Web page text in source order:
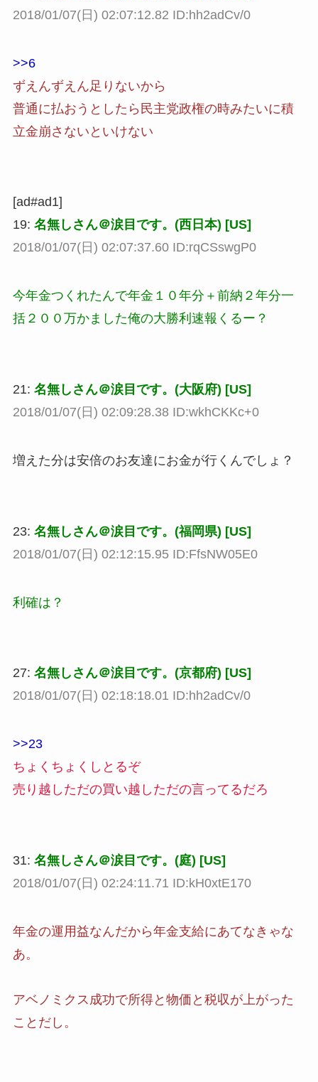
2018/01/07(日) 02:07:12.82 ID:hh2adCv/0
>>6
ずえんずえん足りないから
普通に払おうとしたら民主党政権の時みたいに積
立金崩さないといけない
[ad#ad1]
19: 名無しさん＠涙目です。(西日本) [US]
2018/01/07(日) 02:07:37.60 ID:rqCSswgP0
今年金つくれたんで年金１０年分＋前納２年分一
括２００万かました俺の大勝利速報くるー？
21: 名無しさん＠涙目です。(大阪府) [US]
2018/01/07(日) 02:09:28.38 ID:wkhCKKc+0
増えた分は安倍のお友達にお金が行くんでしょ？
23: 名無しさん＠涙目です。(福岡県) [US]
2018/01/07(日) 02:12:15.95 ID:FfsNW05E0
利確は？
27: 名無しさん＠涙目です。(京都府) [US]
2018/01/07(日) 02:18:18.01 ID:hh2adCv/0
>>23
ちょくちょくしとるぞ
売り越しただの買い越しただの言ってるだろ
31: 名無しさん＠涙目です。(庭) [US]
2018/01/07(日) 02:24:11.71 ID:kH0xtE170
年金の運用益なんだから年金支給にあてなきゃな
あ。
アベノミクス成功で所得と物価と税収が上がった
ことだし。